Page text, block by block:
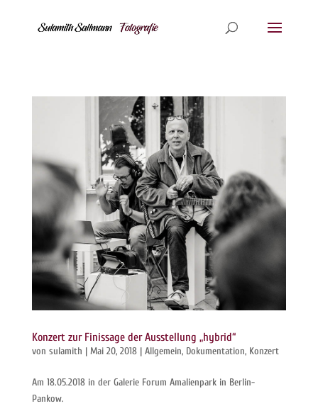
Konzert zur Finissage der Ausstellung „hybrid“
von sulamith | Mai 20, 2018| Allgemein, Dokumentation, Konzert
Am 18.05.2018 in der Galerie Forum Amalienpark in Berlin-
Pankow.